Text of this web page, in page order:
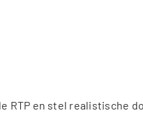
RTP en stel realistische